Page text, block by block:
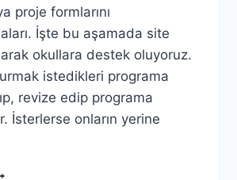
proje formlarını
İşte bu aşamada site
okullara destek oluyoruz.
istedikleri programa
revize edip programa
İsterlerse onların yerine